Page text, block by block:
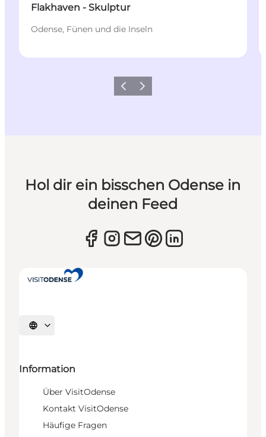
Flakhaven - Skulptur
Odense, Fünen und die Inseln
ZurückWeiter
Hol dir ein bisschen Odense in
deinen Feed
Sprache auswählen
Information
Über VisitOdense
Kontakt VisitOdense
Häufige Fragen